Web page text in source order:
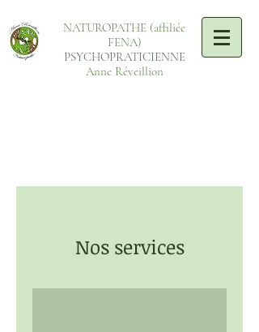
NATUROPATHE (affiliée
FENA)
PSYCHOPRATICIENNE
Anne Réveillion
Nos services